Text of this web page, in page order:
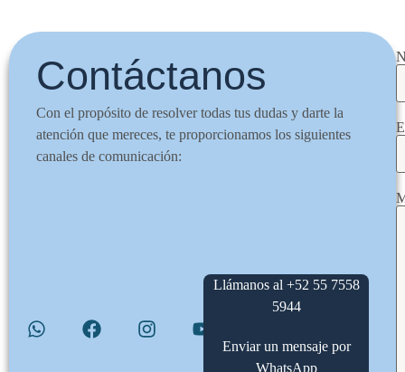
Contáctanos
Con el propósito de resolver todas tus dudas y darte la
atención que mereces, te proporcionamos los siguientes
canales de comunicación:
Llámanos al +52 55 7558
5944
Enviar un mensaje por
WhatsApp